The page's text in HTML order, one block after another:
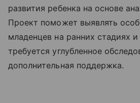
развития ребенка на основе
Проект поможет выявлять
младенцев на ранних стадиях
требуется углубленное
дополнительная поддержка.